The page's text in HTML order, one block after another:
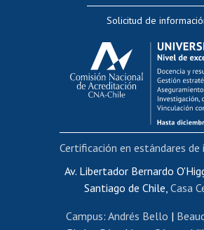
Evaluación docente
Calificación académica
Postulación al AUCAI
Funcionarias/os
Cursos internos de
Bienestar del
Portal de movilidad
Certificado de renta
Certificado de renta
Editar páginas blancas
Solicitud de
Av. Libertador Bernardo
Santiago de Chile, Casa
Campus: Andrés Bello |
Certificación en estándares de